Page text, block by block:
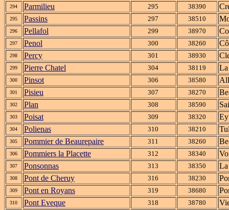
294 Parmilieu 295 38390
295 Passins 297 38510
296 Pellafol 299 38970
297 Penol 300 38260
298 Percy 301 38930
299 Pierre Chatel 304 38119
300 Pinsot 306 38580
301 Pisieu 307 38270
302 Plan 308 38590
303 Poisat 309 38320
304 Polienas 310 38210
305 Pommier de Beaurepaire 311 38260
306 Pommiers la Placette 312 38340
307 Ponsonnas 313 38350
308 Pont de Cheruy 316 38230
309 Pont en Royans 319 38680
310 Pont Eveque 318 38780